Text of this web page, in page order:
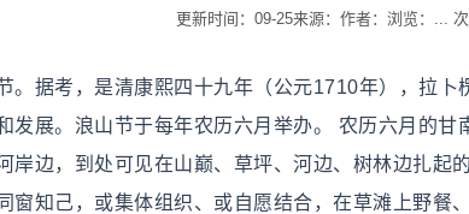
更新时间：09-25来源： 作者： 浏览： ... 次
。据考，是清康熙四十九年（公元1710年），拉
发展。浪山节于每年农历六月举办。 农历六月的甘
岸边，到处可见在山巅、草坪、河边、树林边扎起
窗知己，或集体组织、或自愿结合，在草滩上野餐